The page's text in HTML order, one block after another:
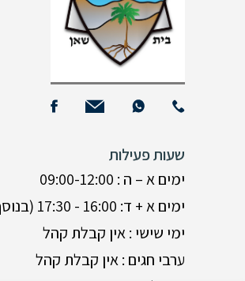
שעות פעילות
ימים א – ה : 09:00-12:00
ימים א + ד: 16:00 - 17:30 (בנוסף)
ימי שישי : אין קבלת קהל
ערבי חגים : אין קבלת קהל